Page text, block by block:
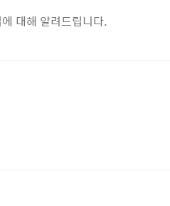
대해 알려드립니다.